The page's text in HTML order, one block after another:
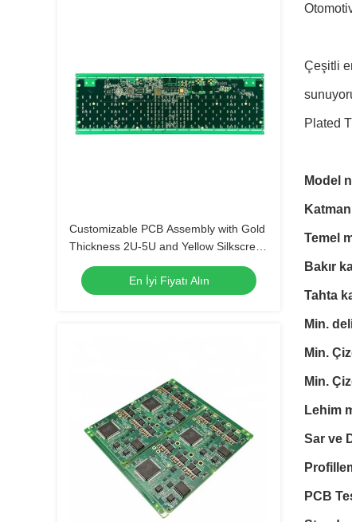
Customizable PCB Assembly with Gold
Thickness 2U-5U and Yellow Silkscreen
Color
En İyi Fiyatı Alın
Çeşitli
Plated
Model
Katman
Temel
Bakır
Tahta
Min.
Min.
Min.
Lehim
Sar ve
PCB